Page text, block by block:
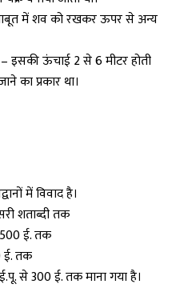
ताबूत में शव को रखकर ऊपर से अन्य
– इसकी ऊंचाई 2 से 6 मीटर होती
का प्रकार था।
में विवाद है।
शताब्दी तक
ई. तक
ई. तक
से 300 ई. तक माना गया है।